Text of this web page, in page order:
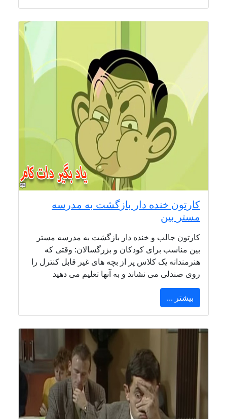
کارتون خنده دار بازگشت به مدرسه
مستر بین
کارتون جالب و خنده دار بازگشت به مدرسه مستر
بین مناسب برای کودکان و بزرگسالان: وقتی که
هنرمندانه یک کلاس پر از بچه های غیر قابل کنترل را
روی صندلی می نشاند و به آنها تعلیم می دهید
بیشتر ...